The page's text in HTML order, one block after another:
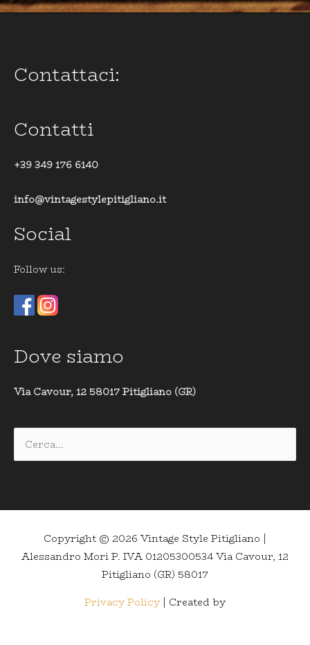
Contattaci:
Contatti
+39 349 176 6140
info@vintagestylepitigliano.it
Social
Follow us:
Dove siamo
Via Cavour, 12 58017 Pitigliano (GR)
Cerca:
Copyright © 2026 Vintage Style Pitigliano |
Alessandro Mori P. IVA 01205300534 Via Cavour, 12
Pitigliano (GR) 58017
Privacy Policy | Created by